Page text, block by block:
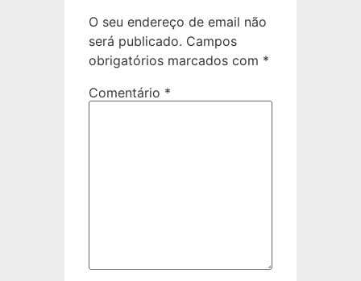
O seu endereço de email não
será publicado. Campos
obrigatórios marcados com *
Comentário *